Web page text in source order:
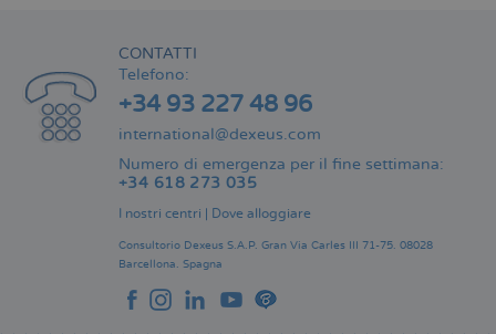
CONTATTI
Telefono:
+34 93 227 48 96
international@dexeus.com
Numero di emergenza per il fine settimana:
+34 618 273 035
I nostri centri Dove alloggiare
Consultorio Dexeus S.A.P. Gran Via Carles III 71-75. 08028
Barcellona. Spagna